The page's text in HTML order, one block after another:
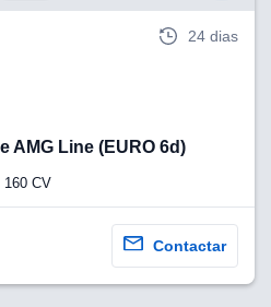
24 dias
AMG Line (EURO 6d)
160 CV
Contactar